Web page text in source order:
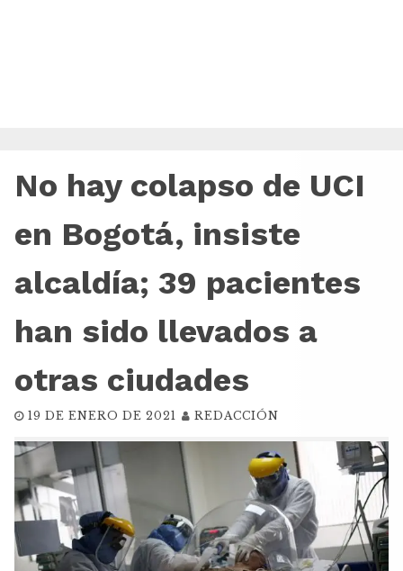
No hay colapso de UCI
en Bogotá, insiste
alcaldía; 39 pacientes
han sido llevados a
otras ciudades
19 DE ENERO DE 2021 REDACCIÓN